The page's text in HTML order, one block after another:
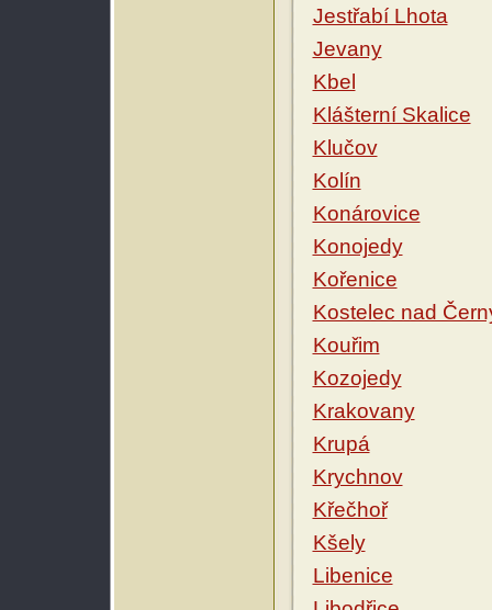
Jestřabí Lhota
Jevany
Kbel
Klášterní Skalice
Klučov
Kolín
Konárovice
Konojedy
Kořenice
Kostelec nad
Kouřim
Kozojedy
Krakovany
Krupá
Krychnov
Křečhoř
Kšely
Libenice